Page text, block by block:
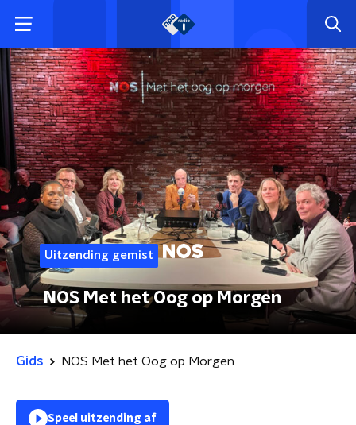
Uitzending gemist
NOS Met het Oog op Morgen
Gids NOS Met het Oog op Morgen
Speel uitzending af